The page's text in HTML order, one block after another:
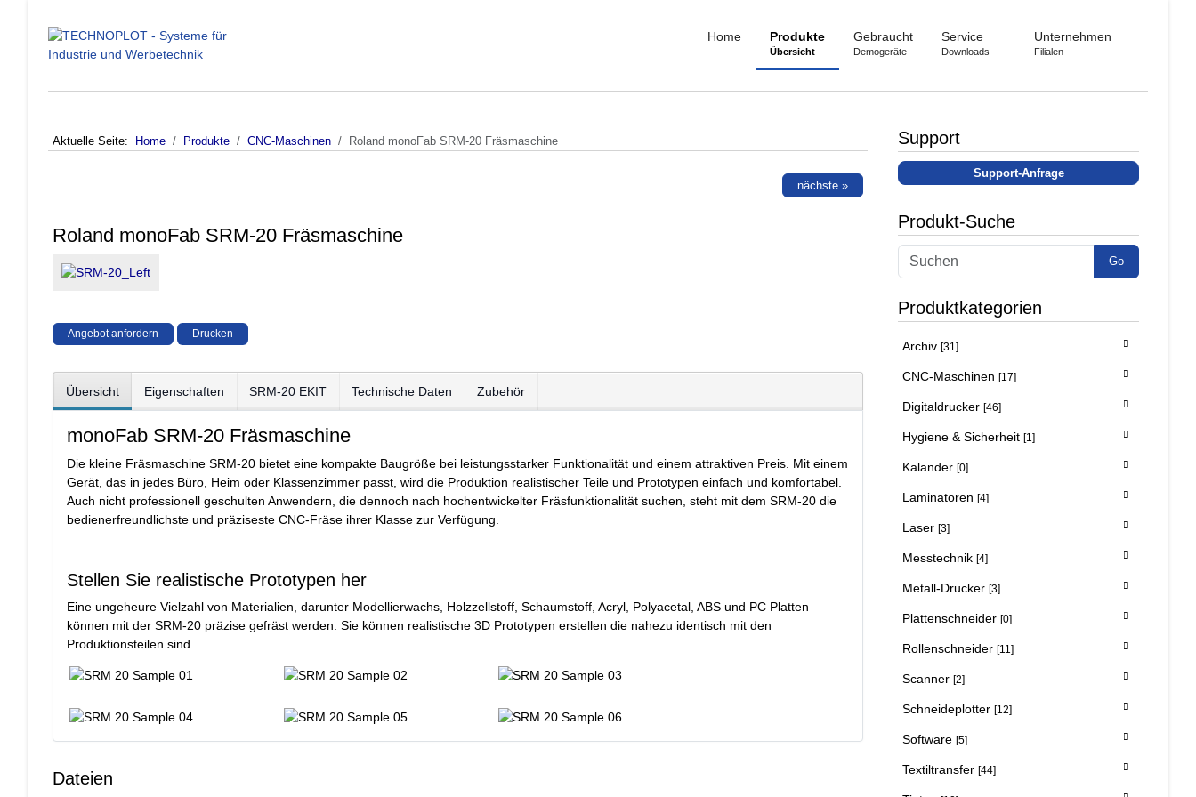
Home Produkte
Übersicht
Gebraucht
Demogeräte
Service
Downloads
Unternehmen
Filialen
Aktuelle Seite: Home Produkte CNC-Maschinen Roland monoFab SRM-20 Fräsmaschine
nächste »
Roland monoFab SRM-20 Fräsmaschine
Angebot anfordern Drucken
Übersicht Eigenschaften SRM-20 EKIT Technische Daten Zubehör
monoFab SRM-20 Fräsmaschine
Die kleine Fräsmaschine SRM-20 bietet eine kompakte Baugröße bei leistungsstarker Funktionalität und einem attraktiven Preis. Mit einem
Gerät, das in jedes Büro, Heim oder Klassenzimmer passt, wird die Produktion realistischer Teile und Prototypen einfach und komfortabel.
Auch nicht professionell geschulten Anwendern, die dennoch nach hochentwickelter Fräsfunktionalität suchen, steht mit dem SRM-20 die
bedienerfreundlichste und präziseste CNC-Fräse ihrer Klasse zur Verfügung.
Stellen Sie realistische Prototypen her
Eine ungeheure Vielzahl von Materialien, darunter Modellierwachs, Holzzellstoff, Schaumstoff, Acryl, Polyacetal, ABS und PC Platten
können mit der SRM-20 präzise gefräst werden. Sie können realistische 3D Prototypen erstellen die nahezu identisch mit den
Produktionsteilen sind.
Dateien
Support
Support-Anfrage
Produkt-Suche
Go
Produktkategorien
Archiv [31]
CNC-Maschinen [17]
Digitaldrucker [46]
Hygiene & Sicherheit [1]
Kalander [0]
Laminatoren [4]
Laser [3]
Messtechnik [4]
Metall-Drucker [3]
Plattenschneider [0]
Rollenschneider [11]
Scanner [2]
Schneideplotter [12]
Software [5]
Textiltransfer [44]